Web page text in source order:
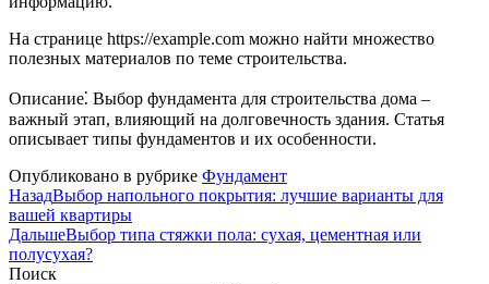
На странице https://example.com можно найти множество
полезных материалов по теме строительства.
Описание⁚ Выбор фундамента для строительства дома –
важный этап, влияющий на долговечность здания. Статья
описывает типы фундаментов и их особенности.
Опубликовано в рубрике Фундамент
НазадВыбор напольного покрытия: лучшие варианты для
вашей квартиры
ДальшеВыбор типа стяжки пола: сухая, цементная или
полусухая?
Поиск